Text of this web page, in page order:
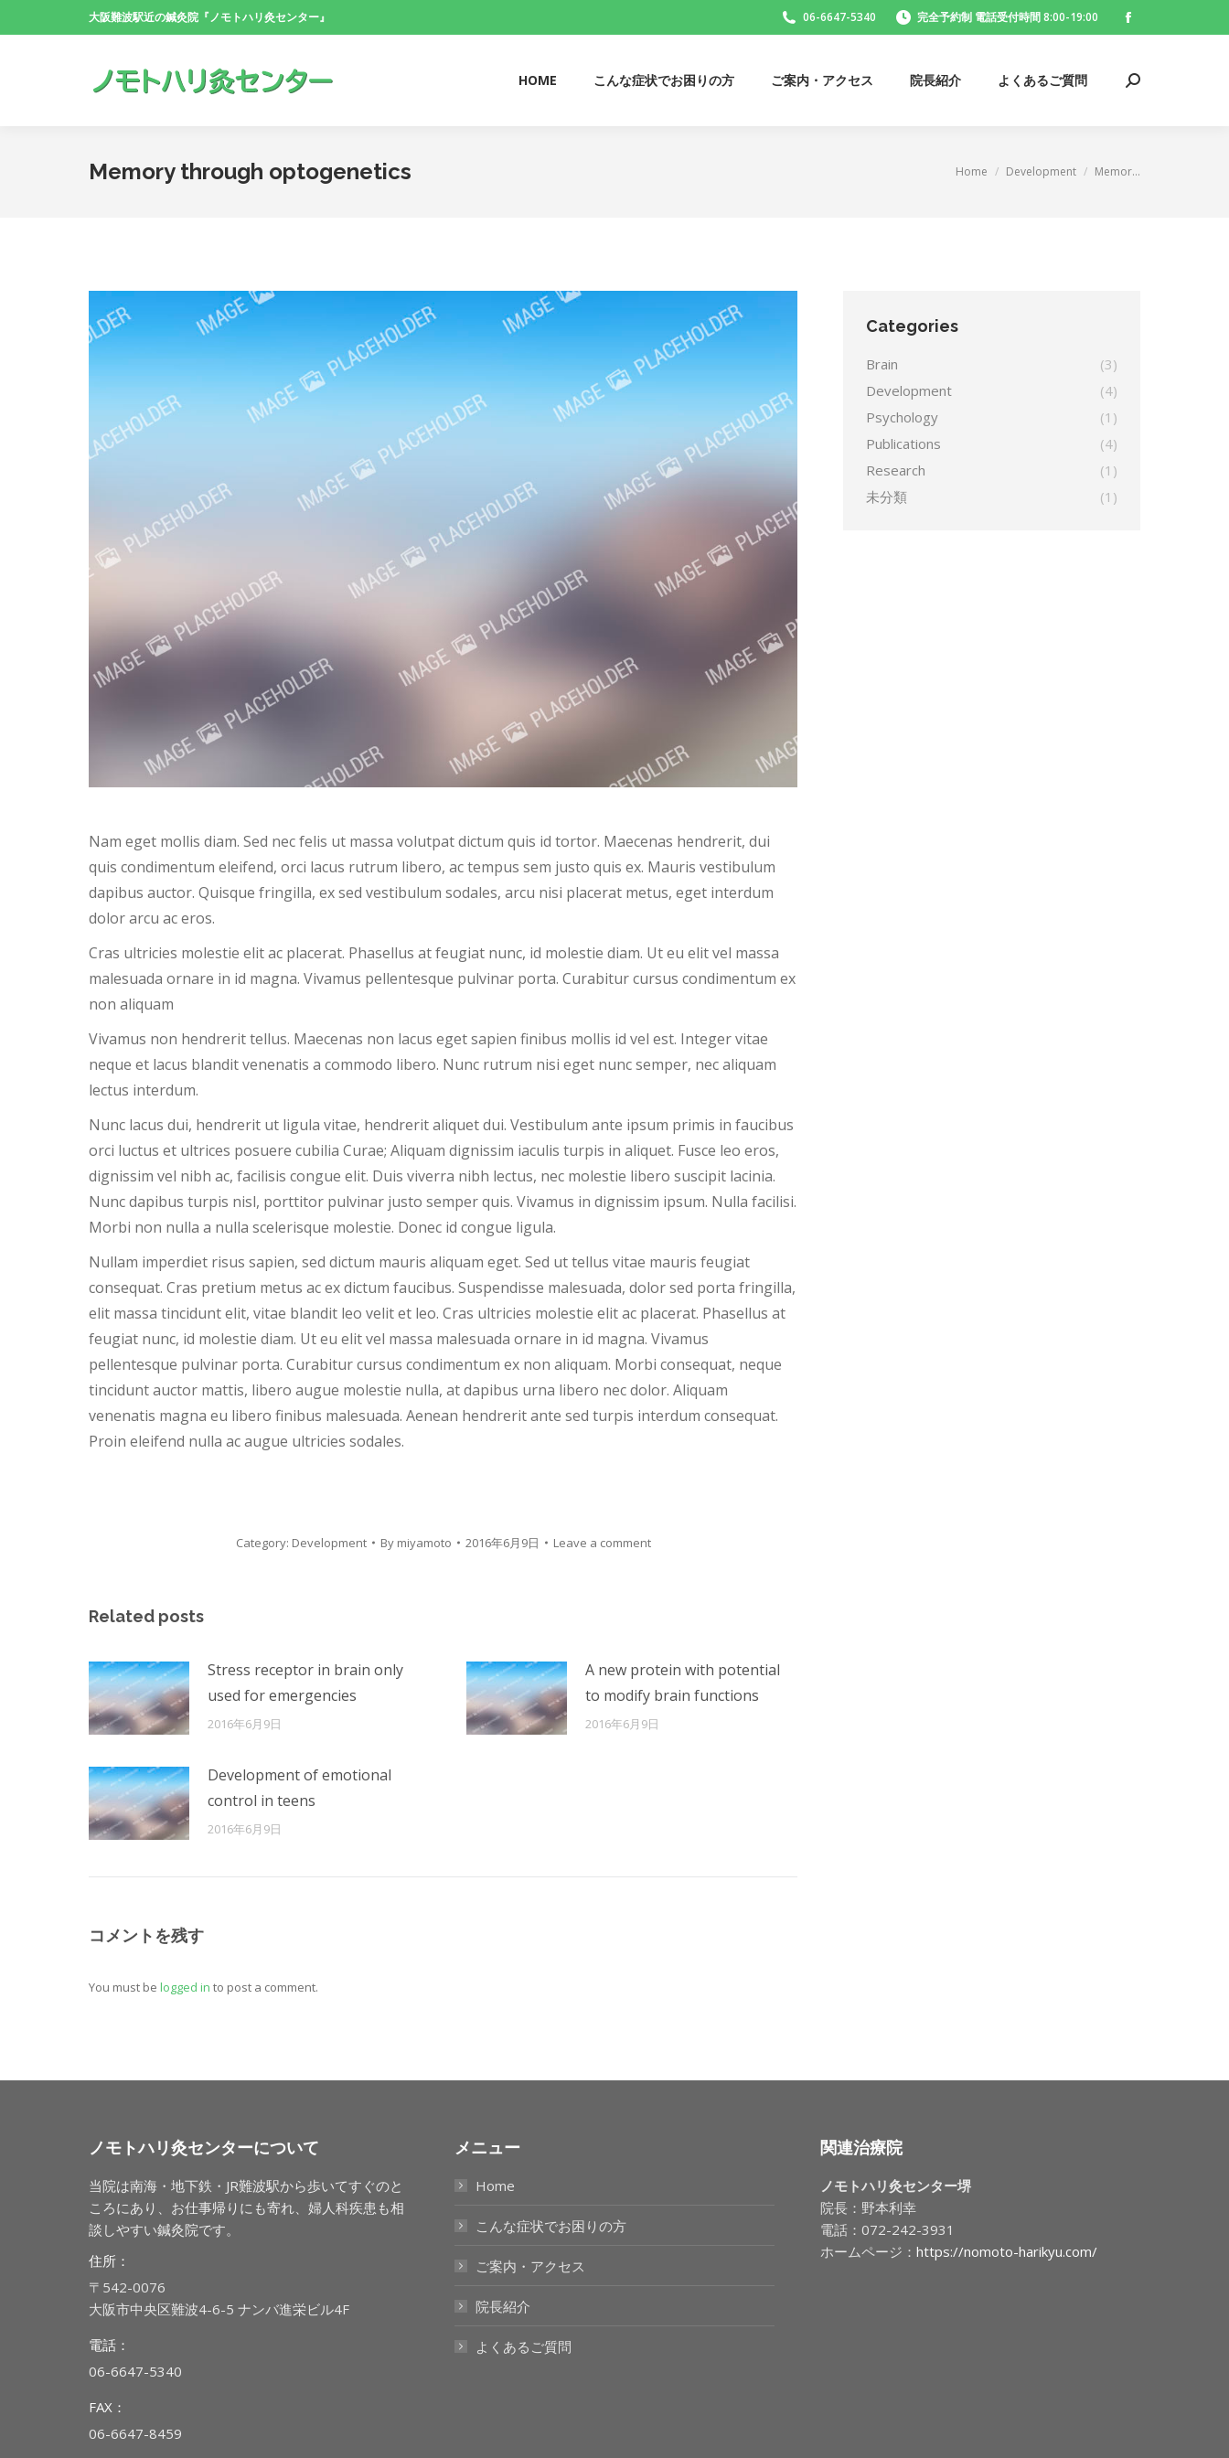
大阪難波駅近の鍼灸院『ノモトハリ灸センター』 06-6647-5340 完全予約制 電話受付時間 8:00-19:00
Facebook
opens
HOME こんな症状でお困りの方 ご案内・アクセス 院長紹介 よくあるご質問 Search:
Memory through optogenetics You are here:
Home Development Memor…
Nam eget mollis diam. Sed nec felis ut massa volutpat dictum quis id tortor. Maecenas hendrerit, dui
quis condimentum eleifend, orci lacus rutrum libero, ac tempus sem justo quis ex. Mauris vestibulum
dapibus auctor. Quisque fringilla, ex sed vestibulum sodales, arcu nisi placerat metus, eget interdum
dolor arcu ac eros.
Cras ultricies molestie elit ac placerat. Phasellus at feugiat nunc, id molestie diam. Ut eu elit vel massa
malesuada ornare in id magna. Vivamus pellentesque pulvinar porta. Curabitur cursus condimentum ex
non aliquam
Vivamus non hendrerit tellus. Maecenas non lacus eget sapien finibus mollis id vel est. Integer vitae
neque et lacus blandit venenatis a commodo libero. Nunc rutrum nisi eget nunc semper, nec aliquam
lectus interdum.
Nunc lacus dui, hendrerit ut ligula vitae, hendrerit aliquet dui. Vestibulum ante ipsum primis in faucibus
orci luctus et ultrices posuere cubilia Curae; Aliquam dignissim iaculis turpis in aliquet. Fusce leo eros,
dignissim vel nibh ac, facilisis congue elit. Duis viverra nibh lectus, nec molestie libero suscipit lacinia.
Nunc dapibus turpis nisl, porttitor pulvinar justo semper quis. Vivamus in dignissim ipsum. Nulla facilisi.
Morbi non nulla a nulla scelerisque molestie. Donec id congue ligula.
Nullam imperdiet risus sapien, sed dictum mauris aliquam eget. Sed ut tellus vitae mauris feugiat
consequat. Cras pretium metus ac ex dictum faucibus. Suspendisse malesuada, dolor sed porta fringilla,
elit massa tincidunt elit, vitae blandit leo velit et leo. Cras ultricies molestie elit ac placerat. Phasellus at
feugiat nunc, id molestie diam. Ut eu elit vel massa malesuada ornare in id magna. Vivamus
pellentesque pulvinar porta. Curabitur cursus condimentum ex non aliquam. Morbi consequat, neque
tincidunt auctor mattis, libero augue molestie nulla, at dapibus urna libero nec dolor. Aliquam
venenatis magna eu libero finibus malesuada. Aenean hendrerit ante sed turpis interdum consequat.
Proin eleifend nulla ac augue ultricies sodales.
Category: Development By miyamoto 2016年6月9日 Leave a comment
Related posts
Stress receptor in brain only
used for emergencies
2016年6月9日
A new protein with potential
to modify brain functions
2016年6月9日
Development of emotional
control in teens
2016年6月9日
コメントを残す
You must be logged in to post a comment.
Categories
Brain
(3)
Development
(4)
Psychology
(1)
Publications
(4)
Research
(1)
未分類
(1)
ノモトハリ灸センターについて
当院は南海・地下鉄・JR難波駅から歩いてすぐのと
ころにあり、お仕事帰りにも寄れ、婦人科疾患も相
談しやすい鍼灸院です。
住所：
〒542-0076
大阪市中央区難波4-6-5 ナンバ進栄ビル4F
電話：
06-6647-5340
FAX：
06-6647-8459
メニュー
Home
こんな症状でお困りの方
ご案内・アクセス
院長紹介
よくあるご質問
関連治療院
ノモトハリ灸センター堺
院長：野本利幸
電話：072-242-3931
ホームページ： https://nomoto-harikyu.com/
ご案内・アクセス 院長紹介 よくあるご質問 Search: